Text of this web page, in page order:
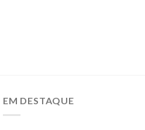
EM DESTAQUE